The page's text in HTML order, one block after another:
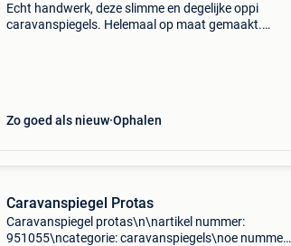
Echt handwerk, deze slimme en degelijke oppi
caravanspiegels. Helemaal op maat gemaakt.
Zo goed als nieuw Ophalen
Caravanspiegel Protas
Caravanspiegel protas\n\nartikel nummer:
951055\ncategorie: caravanspiegels\noe nummer: